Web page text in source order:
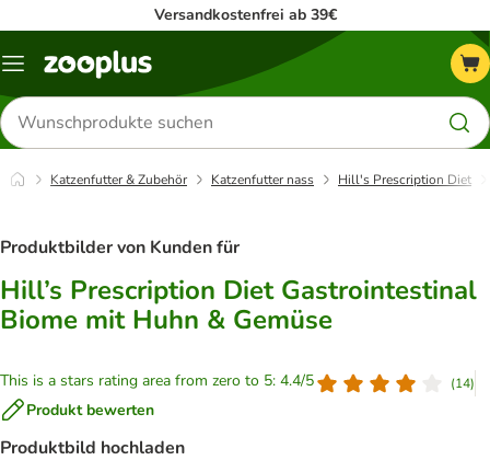
Versandkostenfrei ab 39€
Menü
Produkte
suchen
Katzenfutter & Zubehör Katzenfutter nass Hill's Prescription Diet
Produktbilder von Kunden für
Hill’s Prescription Diet Gastrointestinal
Biome mit Huhn & Gemüse
This is a stars rating area from zero to 5: 4.4/5 (14)
Produkt bewerten
Produktbild hochladen